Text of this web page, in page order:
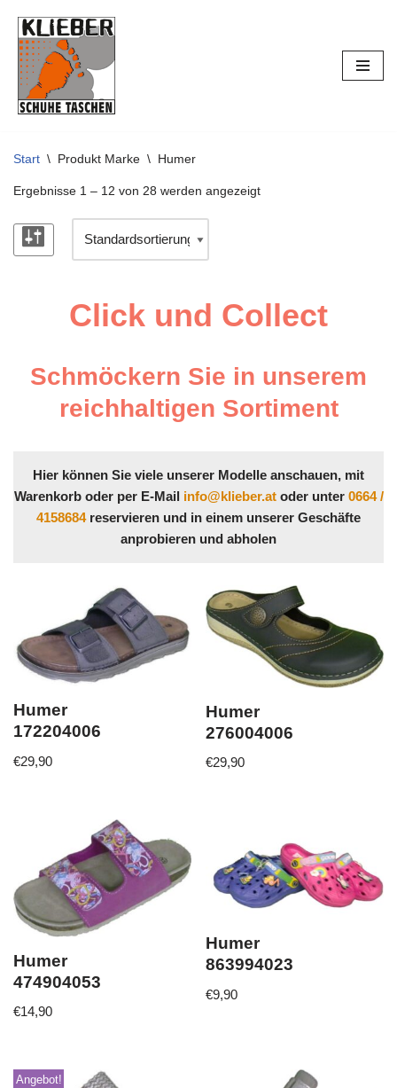
Zum
Inhalt
springen
Start \ Produkt Marke \ Humer
Ergebnisse 1 – 12 von 28 werden angezeigt
Click und Collect
Schmöckern Sie in unserem
reichhaltigen Sortiment
Hier können Sie viele unserer Modelle anschauen, mit
Warenkorb oder per E-Mail info@klieber.atoder unter 0664 /
4158684reservieren und in einem unserer Geschäfte
anprobieren und abholen
Humer
172204006
€29,90
Humer
276004006
€29,90
Humer
474904053
€14,90
Humer
863994023
€9,90
Angebot!